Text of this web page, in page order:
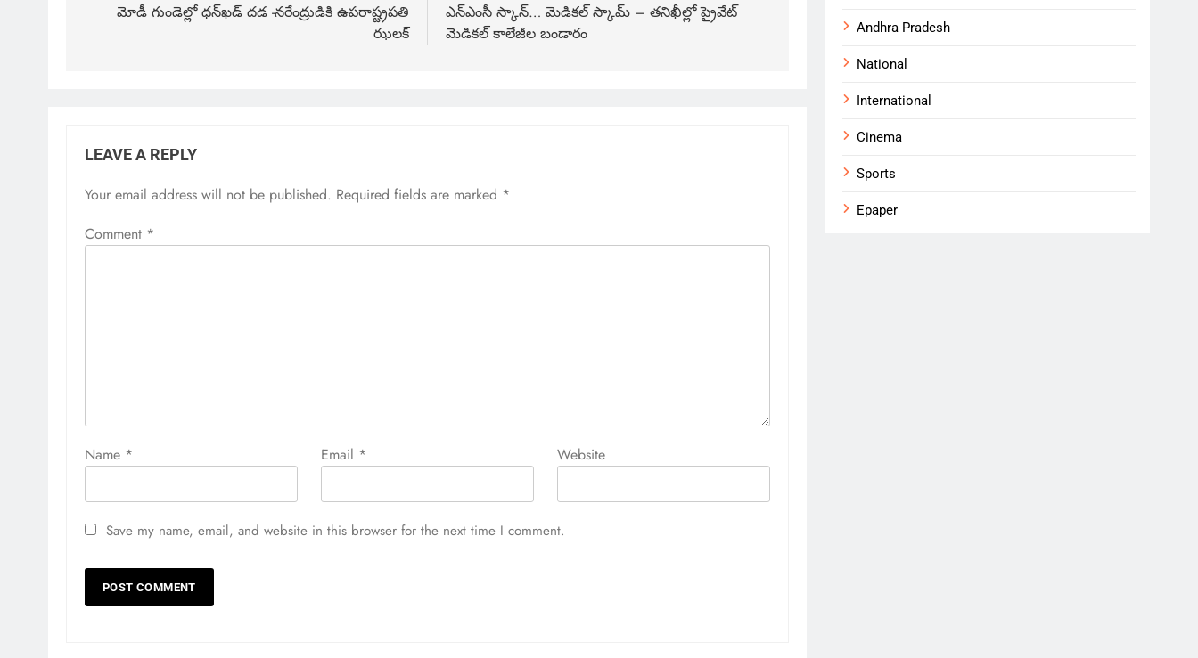
మోడీ గుండెల్లో ధన్‌ఖడ్‌ దడ -నరేంద్రుడికి ఉపరాష్ట్రపతి
ఝలక్
ఎన్ఎంసీ స్కాన్… మెడికల్ స్కామ్ – తనిఖీల్లో ప్రైవేట్
మెడికల్ కాలేజీల బండారం
LEAVE A REPLY
Your email address will not be published. Required fields are marked *
Comment *
Name * Email * Website
Save my name, email, and website in this browser for the next time I comment.
Andhra Pradesh
National
International
Cinema
Sports
Epaper